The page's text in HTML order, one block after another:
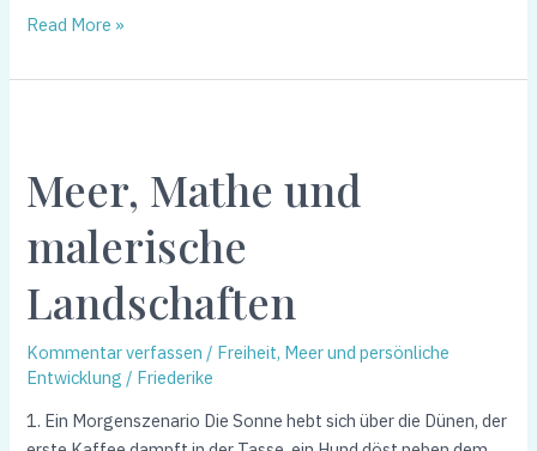
Read More »
Meer, Mathe und
malerische
Landschaften
Kommentar verfassen / Freiheit, Meer und persönliche
Entwicklung / Friederike
1. Ein Morgenszenario Die Sonne hebt sich über die Dünen, der
und
malerische
Landschaften